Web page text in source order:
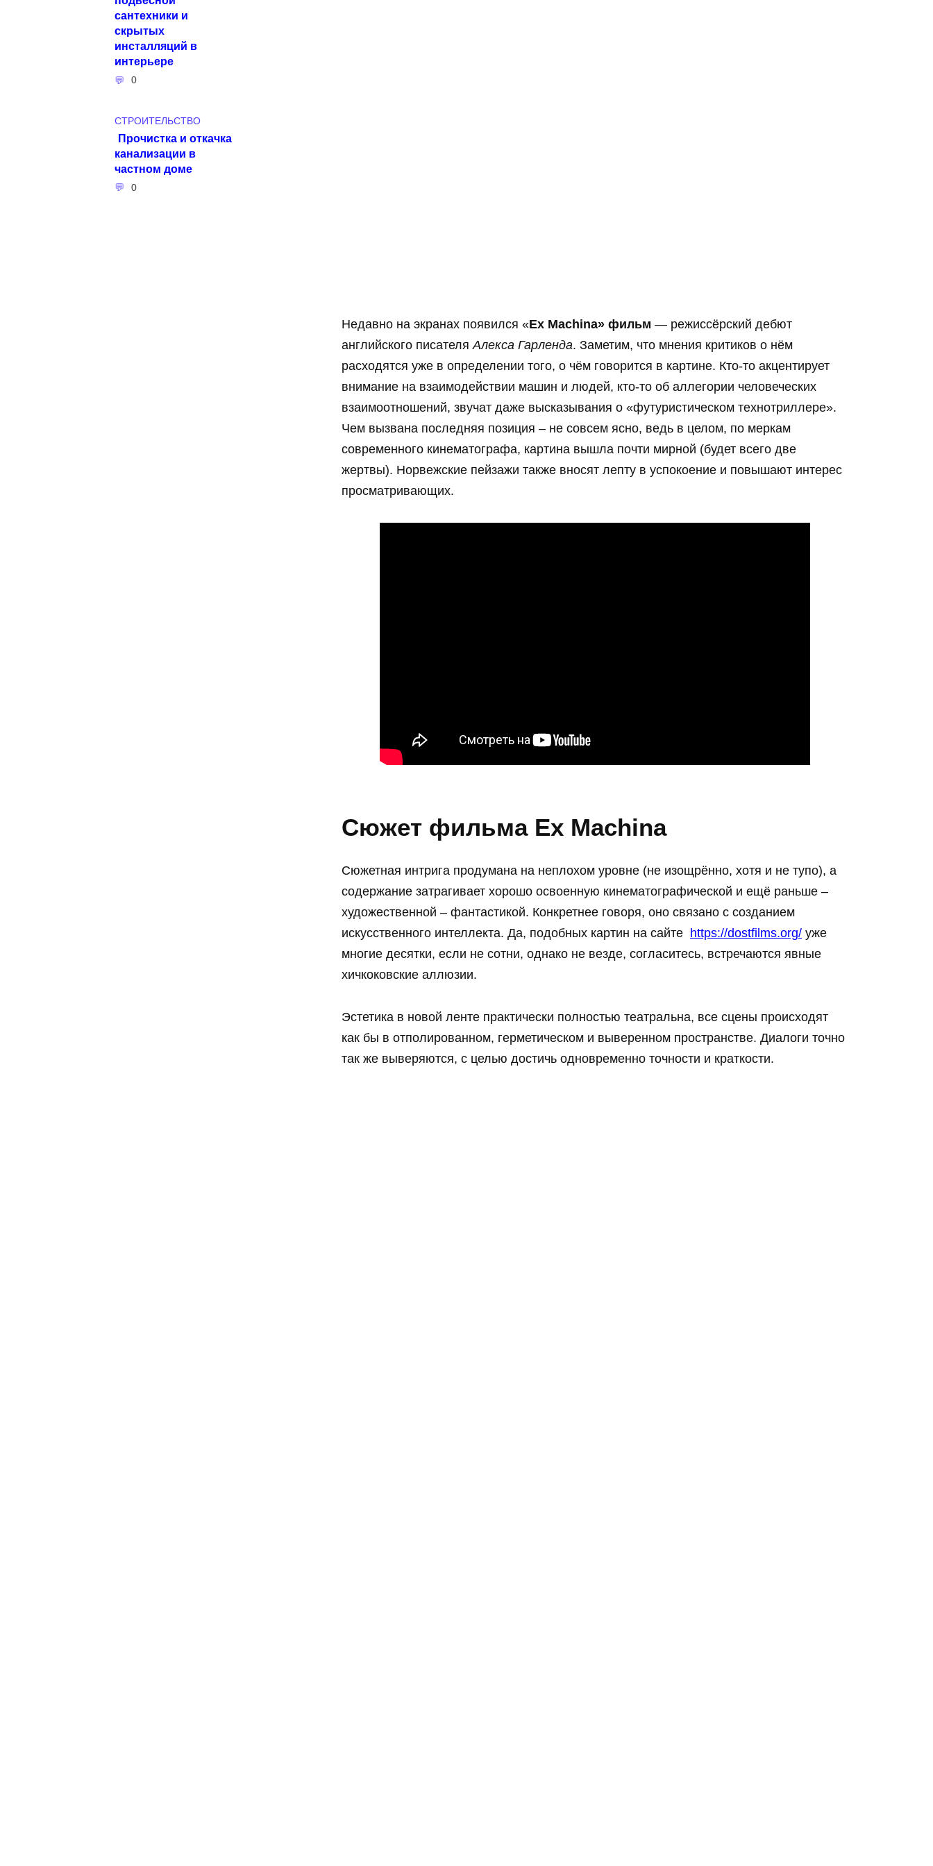
Недавно на экранах появился «Ex Machina» фильм — режиссёрский дебют
английского писателяАлекса Гарленда. Заметим, что мнения критиков о нём
расходятся уже в определении того, о чём говорится в картине. Кто-то акцентирует
внимание на взаимодействии машин и людей, кто-то об аллегории человеческих
взаимоотношений, звучат даже высказывания о «футуристическом технотриллере».
Чем вызвана последняя позиция – не совсем ясно, ведь в целом, по меркам
современного кинематографа, картина вышла почти мирной (будет всего две
жертвы). Норвежские пейзажи также вносят лепту в успокоение и повышают интерес
просматривающих.
Сюжет фильма Ex Machina
Сюжетная интрига продумана на неплохом уровне (не изощрённо, хотя и не тупо), а
содержание затрагивает хорошо освоенную кинематографической и ещё раньше –
художественной – фантастикой. Конкретнее говоря, оно связано с созданием
искусственного интеллекта. Да, подобных картин на сайте https://dostfilms.org/ уже
многие десятки, если не сотни, однако не везде, согласитесь, встречаются явные
хичкоковские аллюзии.
Эстетика в новой ленте практически полностью театральна, все сцены происходят
как бы в отполированном, герметическом и выверенном пространстве. Диалоги точно
так же выверяются, с целью достичь одновременно точности и краткости.
сантехники и
скрытых
инсталляций в
интерьере
0
СТРОИТЕЛЬСТВО
Прочистка и откачка
канализации в
частном доме
0